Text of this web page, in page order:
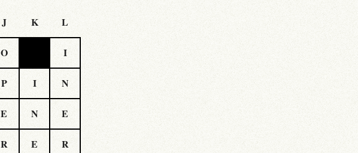
J K L
O I
P I N
E N E
R E R